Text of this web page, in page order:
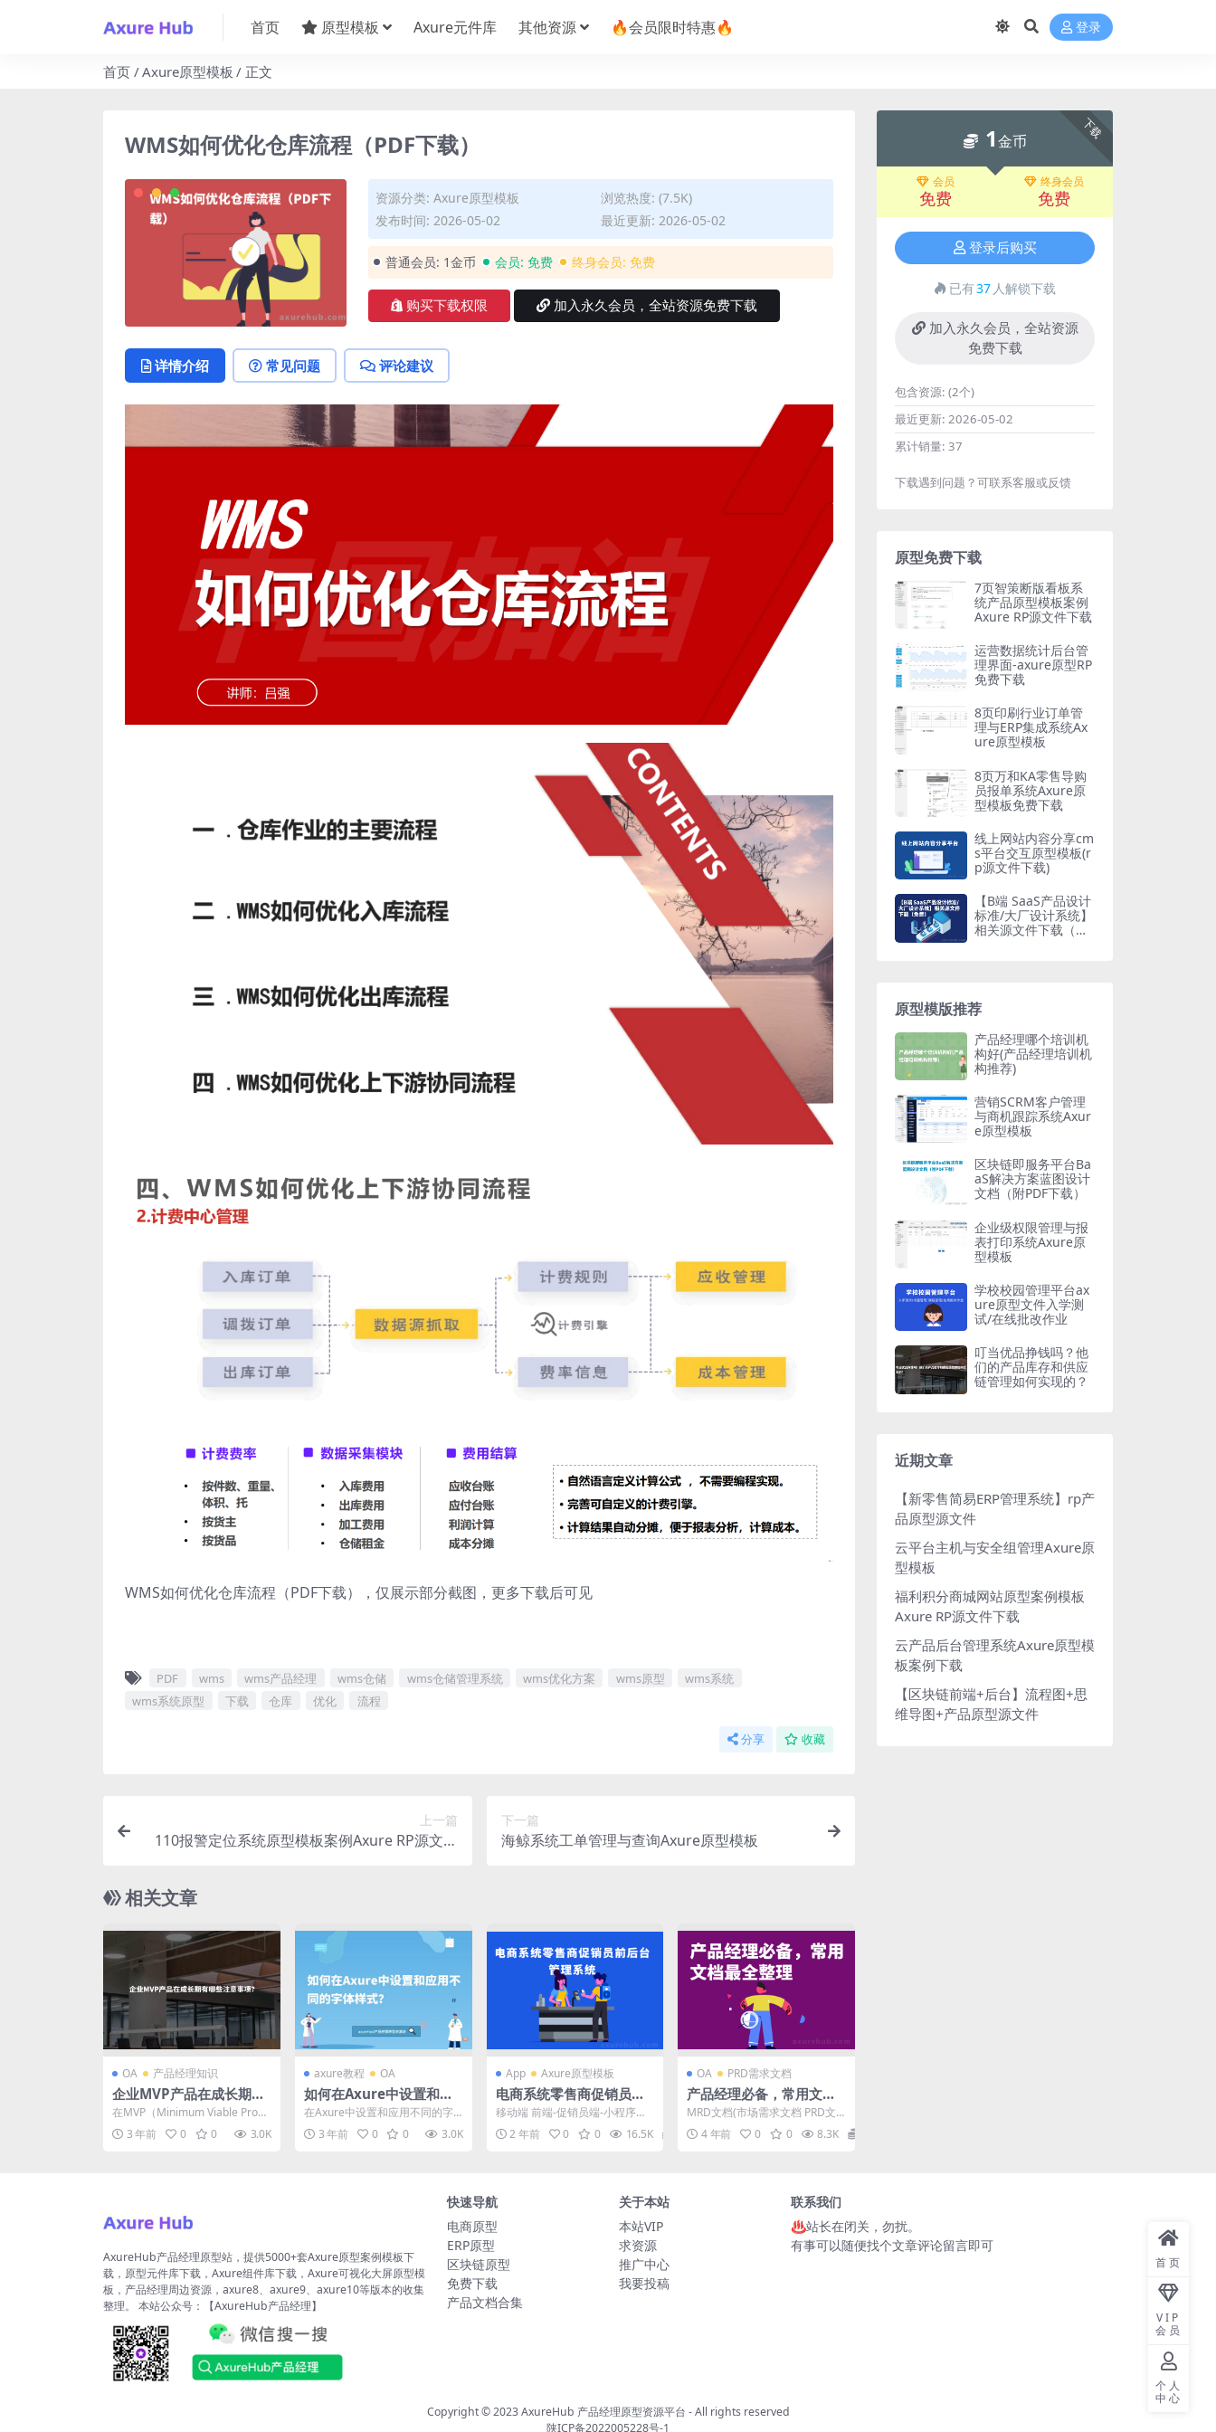
首页 原型模板 Axure元件库 其他资源 🔥会员限时特惠🔥 登录
首页 Axure原型模板 正文
WMS如何优化仓库流程（PDF下载）
资源分类: Axure原型模板
浏览热度: (7.5K)
发布时间: 2026-05-02
最近更新: 2026-05-02
普通会员: 1金币 会员: 免费 终身会员: 免费
购买下载权限 加入永久会员，全站资源免费下载
详情介绍 常见问题 评论建议
WMS如何优化仓库流程（PDF下载），仅展示部分截图，更多下载后可见
PDF wms wms产品经理 wms仓储 wms仓储管理系统 wms优化方案 wms原型
wms系统
wms系统原型
下载 仓库 优化 流程
分享 收藏
上一篇
110报警定位系统原型模板案例Axure RP源文件
下一篇
海鲸系统工单管理与查询Axure原型模板
相关文章
OA 产品经理知识
企业MVP产品在成长期有
哪些注意事项？
在MVP（Minimum Viable Produ
ct，最小可行产品）的早期阶段...
3 年前 0 0 3.0K
axure教程 OA
如何在Axure中设置和应
用不同的字体样式？
在Axure中设置和应用不同的字
体样式是一个相对简单的过程。
以下是一些步骤和提示...
3 年前 0 0 3.0K
App Axure原型模板
电商系统零售商促销员前
后台管理系统-零售商、企
业运营、促销员、培训 小
程序/APP/H5/后台 rp原
移动端 前端-促销员端-小程序端
促销员登录页 供应商信息确认 选
择门店 确认信...
2 年前 0 0 16.5K 30
OA PRD需求文档
产品经理必备，常用文档
最全整理
MRD文档(市场需求文档 PRD文
档(产品需求文档) 如何撰写产品
体验报告 如何...
4 年前 0 0 8.3K
下载
1金币
会员
免费
终身会员
免费
登录后购买
已有37 人解锁下载
加入永久会员，全站资源
免费下载
包含资源: (2个)
最近更新: 2026-05-02
累计销量: 37
下载遇到问题？可联系客服或反馈
原型免费下载
7页智策断版看板系
统产品原型模板案例
Axure RP源文件下载
运营数据统计后台管
理界面-axure原型RP
免费下载
8页印刷行业订单管
理与ERP集成系统Ax
ure原型模板
8页万和KA零售导购
员报单系统Axure原
型模板免费下载
线上网站内容分享cm
s平台交互原型模板(r
p源文件下载)
【B端 SaaS产品设计
标准/大厂设计系统】
相关源文件下载（免
原型模版推荐
产品经理哪个培训机
构好(产品经理培训机
构推荐)
营销SCRM客户管理
与商机跟踪系统Axur
e原型模板
区块链即服务平台Ba
aS解决方案蓝图设计
文档（附PDF下载）
企业级权限管理与报
表打印系统Axure原
型模板
学校校园管理平台ax
ure原型文件入学测
试/在线批改作业
叮当优品挣钱吗？他
们的产品库存和供应
链管理如何实现的？
近期文章
【新零售简易ERP管理系统】rp产
品原型源文件
云平台主机与安全组管理Axure原
型模板
福利积分商城网站原型案例模板
Axure RP源文件下载
云产品后台管理系统Axure原型模
板案例下载
【区块链前端+后台】流程图+思
维导图+产品原型源文件
AxureHub产品经理原型站，提供5000+套Axure原型案例模板下
载，原型元件库下载，Axure组件库下载，Axure可视化大屏原型模
板，产品经理周边资源，axure8、axure9、axure10等版本的收集
整理。 本站公众号：【AxureHub产品经理】
快速导航
电商原型
ERP原型
区块链原型
免费下载
产品文档合集
关于本站
本站VIP
求资源
推广中心
我要投稿
联系我们
♨️站长在闭关，勿扰。
有事可以随便找个文章评论留言即可
Copyright © 2023AxureHub 产品经理原型资源平台 - All rights reserved
陕ICP备2022005228号-1
首页
VIP
会员
个人
中心